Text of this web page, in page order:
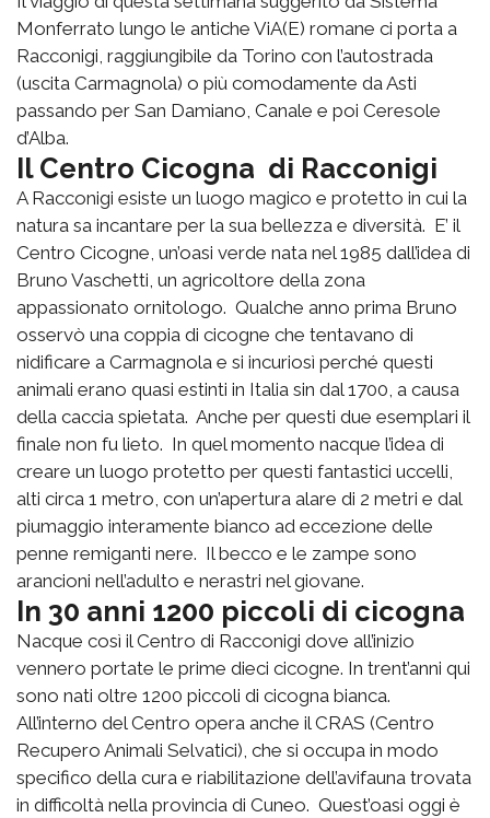
Monferrato lungo le antiche ViA(E) romane ci porta a
Racconigi, raggiungibile da Torino con l’autostrada
(uscita Carmagnola) o più comodamente da Asti
passando per San Damiano, Canale e poi Ceresole
d’Alba.
Il Centro Cicogna di Racconigi
A Racconigi esiste un luogo magico e protetto in cui la
natura sa incantare per la sua bellezza e diversità. E’ il
Centro Cicogne, un’oasi verde nata nel 1985 dall’idea di
Bruno Vaschetti, un agricoltore della zona
appassionato ornitologo. Qualche anno prima Bruno
osservò una coppia di cicogne che tentavano di
nidificare a Carmagnola e si incuriosì perché questi
animali erano quasi estinti in Italia sin dal 1700, a causa
della caccia spietata. Anche per questi due esemplari il
finale non fu lieto. In quel momento nacque l’idea di
creare un luogo protetto per questi fantastici uccelli,
alti circa 1 metro, con un’apertura alare di 2 metri e dal
piumaggio interamente bianco ad eccezione delle
penne remiganti nere. Il becco e le zampe sono
arancioni nell’adulto e nerastri nel giovane.
In 30 anni 1200 piccoli di cicogna
Nacque così il Centro di Racconigi dove all’inizio
vennero portate le prime dieci cicogne. In trent’anni qui
sono nati oltre 1200 piccoli di cicogna bianca.
All’interno del Centro opera anche il CRAS (Centro
Recupero Animali Selvatici), che si occupa in modo
specifico della cura e riabilitazione dell’avifauna trovata
in difficoltà nella provincia di Cuneo. Quest’oasi oggi è